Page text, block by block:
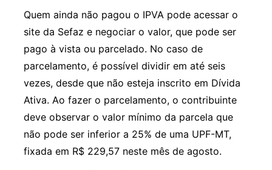
Quem ainda não pagou o IPVA pode acessar o
site da Sefaz e negociar o valor, que pode ser
pago à vista ou parcelado. No caso de
parcelamento, é possível dividir em até seis
vezes, desde que não esteja inscrito em Dívida
Ativa. Ao fazer o parcelamento, o contribuinte
deve observar o valor mínimo da parcela que
não pode ser inferior a 25% de uma UPF-MT,
fixada em R$ 229,57 neste mês de agosto.